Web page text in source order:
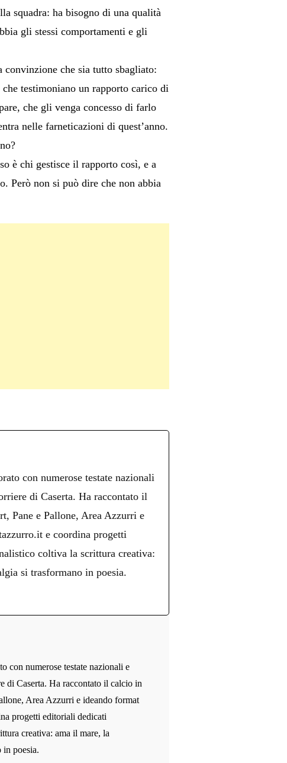
squadra: ha bisogno di una qualità
gli stessi comportamenti e gli
convinzione che sia tutto sbagliato:
testimoniano un rapporto carico di
che gli venga concesso di farlo
nelle farneticazioni di quest’anno.
è chi gestisce il rapporto così, e a
Però non si può dire che non abbia
con numerose testate nazionali
di Caserta. Ha raccontato il
Pane e Pallone, Area Azzurri e
e coordina progetti
coltiva la scrittura creativa:
si trasformano in poesia.
con numerose testate nazionali e
Caserta. Ha raccontato il calcio in
Area Azzurri e ideando format
progetti editoriali dedicati
creativa: ama il mare, la
in poesia.